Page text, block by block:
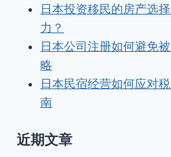
日本投资移民的房产选
力？
日本公司注册如何避免
略
日本民宿经营如何应对
南
近期文章